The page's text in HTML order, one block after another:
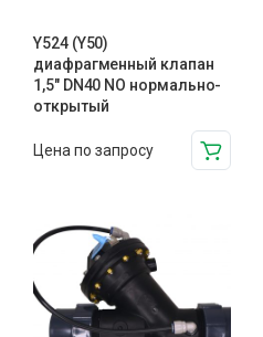
Y524 (Y50)
диафрагменный клапан
1,5″ DN40 NO нормально-
открытый
Цена по запросу